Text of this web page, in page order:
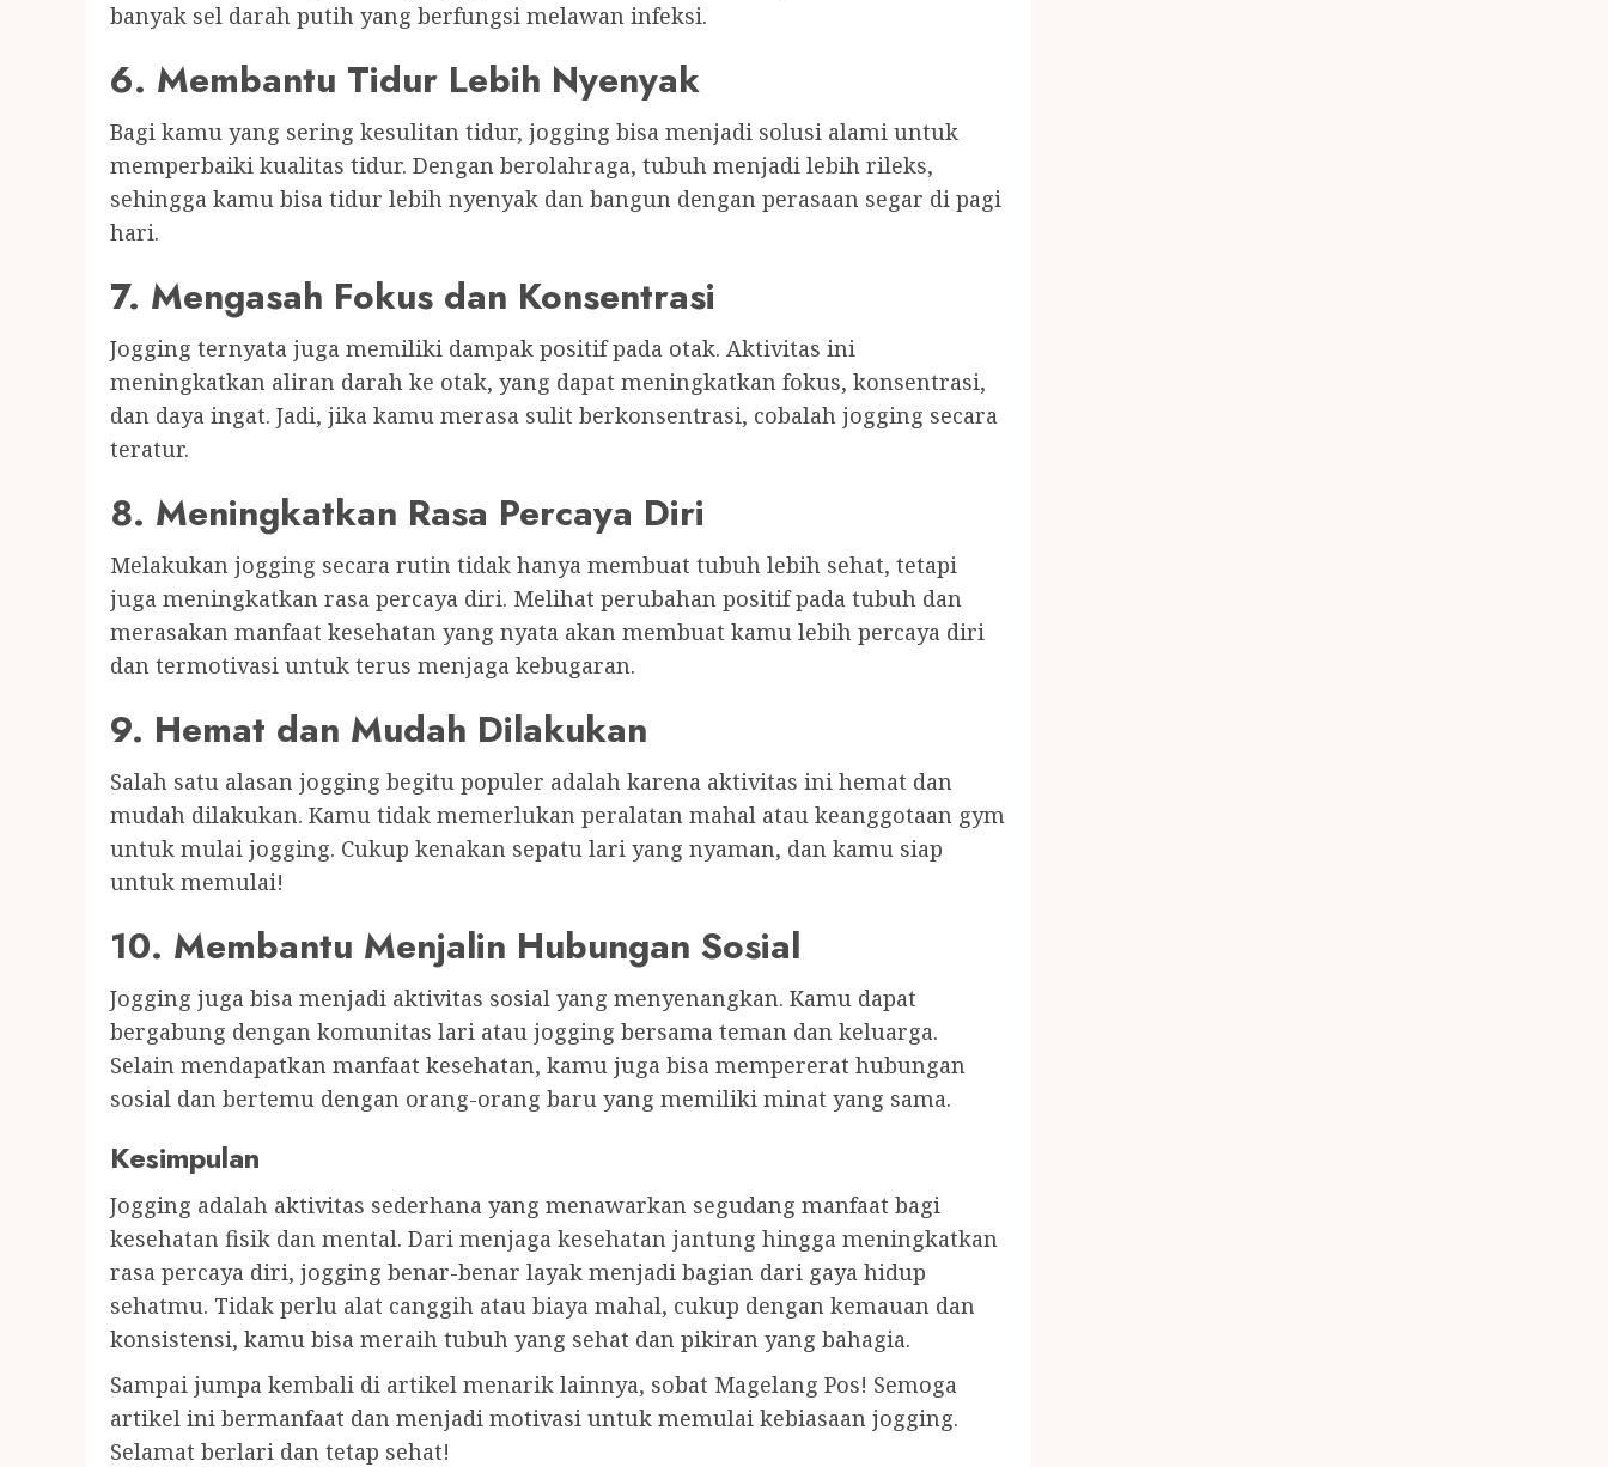
banyak sel darah putih yang berfungsi melawan infeksi.
6. Membantu Tidur Lebih Nyenyak
Bagi kamu yang sering kesulitan tidur, jogging bisa menjadi solusi alami untuk
memperbaiki kualitas tidur. Dengan berolahraga, tubuh menjadi lebih rileks,
sehingga kamu bisa tidur lebih nyenyak dan bangun dengan perasaan segar di pagi
hari.
7. Mengasah Fokus dan Konsentrasi
Jogging ternyata juga memiliki dampak positif pada otak. Aktivitas ini
meningkatkan aliran darah ke otak, yang dapat meningkatkan fokus, konsentrasi,
dan daya ingat. Jadi, jika kamu merasa sulit berkonsentrasi, cobalah jogging secara
teratur.
8. Meningkatkan Rasa Percaya Diri
Melakukan jogging secara rutin tidak hanya membuat tubuh lebih sehat, tetapi
juga meningkatkan rasa percaya diri. Melihat perubahan positif pada tubuh dan
merasakan manfaat kesehatan yang nyata akan membuat kamu lebih percaya diri
dan termotivasi untuk terus menjaga kebugaran.
9. Hemat dan Mudah Dilakukan
Salah satu alasan jogging begitu populer adalah karena aktivitas ini hemat dan
mudah dilakukan. Kamu tidak memerlukan peralatan mahal atau keanggotaan gym
untuk mulai jogging. Cukup kenakan sepatu lari yang nyaman, dan kamu siap
untuk memulai!
10. Membantu Menjalin Hubungan Sosial
Jogging juga bisa menjadi aktivitas sosial yang menyenangkan. Kamu dapat
bergabung dengan komunitas lari atau jogging bersama teman dan keluarga.
Selain mendapatkan manfaat kesehatan, kamu juga bisa mempererat hubungan
sosial dan bertemu dengan orang-orang baru yang memiliki minat yang sama.
Kesimpulan
Jogging adalah aktivitas sederhana yang menawarkan segudang manfaat bagi
kesehatan fisik dan mental. Dari menjaga kesehatan jantung hingga meningkatkan
rasa percaya diri, jogging benar-benar layak menjadi bagian dari gaya hidup
sehatmu. Tidak perlu alat canggih atau biaya mahal, cukup dengan kemauan dan
konsistensi, kamu bisa meraih tubuh yang sehat dan pikiran yang bahagia.
Sampai jumpa kembali di artikel menarik lainnya, sobat Magelang Pos! Semoga
artikel ini bermanfaat dan menjadi motivasi untuk memulai kebiasaan jogging.
Selamat berlari dan tetap sehat!